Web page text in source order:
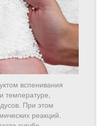
вспенивания
температуре,
При этом
реакций.